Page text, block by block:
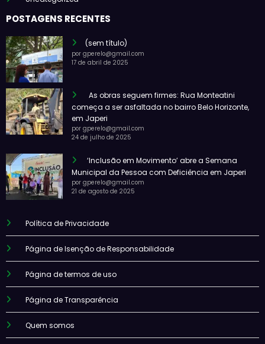
POSTAGENS RECENTES
(sem título)
por gperelo@gmail.com
17 de abril de 2025
As obras seguem firmes: Rua Monteatini
começa a ser asfaltada no bairro Belo Horizonte,
em Japeri
por gperelo@gmail.com
24 de julho de 2025
‘Inclusão em Movimento’ abre a Semana
Municipal da Pessoa com Deficiência em Japeri
por gperelo@gmail.com
21 de agosto de 2025
Política de Privacidade
Página de Isenção de Responsabilidade
Página de termos de uso
Página de Transparência
Quem somos